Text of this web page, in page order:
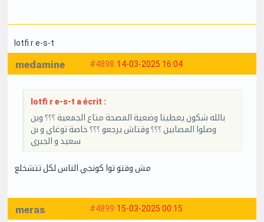
lotfi r e-s-t
#4898 14-03-2025 16:04
medamine
lotfi r e-s-t a écrit :
بالله شكون يعطينا وضعية المصحة متاع الجمعية ؟؟؟ وين
وصلوا المصابين ؟؟؟ وقتاش يرجعو ؟؟؟ خاصة توغاي و بن
سعيد و الجبري
مش وقتو توا كونجي الناس لكل تتشخلع
#4899 15-03-2025 00:15
meras